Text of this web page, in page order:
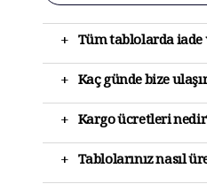
+ Tüm tablolarda iade
+ Kaç günde bize
+ Kargo ücretleri
+ Tablolarınız nasıl